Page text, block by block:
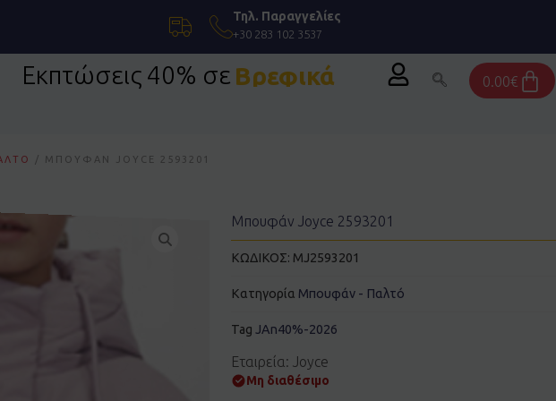
Τηλ. Παραγγελίες
+30 283 102 3537
Εκπτώσεις 40% σε
Βρεφικά
0.00€Cart
/ ΜΠΟΥΦΆΝ JOYCE 2593201
Μπουφάν Joyce 2593201
ΚΩΔΙΚΟΣ: MJ2593201
Κατηγορία Μπουφάν - Παλτό
Tag JAn40%-2026
Εταιρεία: Joyce
Μη διαθέσιμο